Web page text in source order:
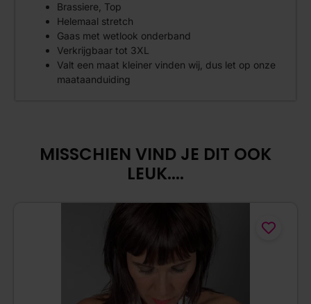
Brassiere, Top
Helemaal stretch
Gaas met wetlook onderband
Verkrijgbaar tot 3XL
Valt een maat kleiner vinden wij, dus let op onze
maataanduiding
MISSCHIEN VIND JE DIT OOK
LEUK....